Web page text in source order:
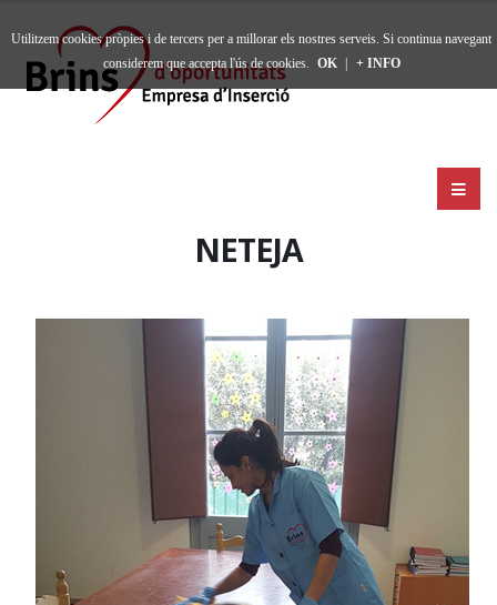
NETEJA
Utilitzem cookies pròpies i de tercers per a millorar els nostres serveis. Si continua navegant
considerem que accepta l'ús de cookies. OK + INFO